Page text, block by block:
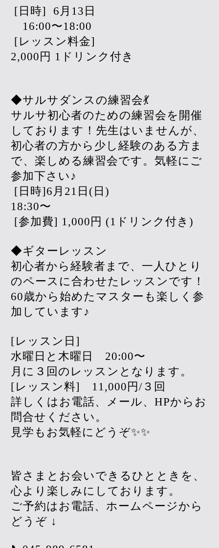
[日時]
6月13日
16:00〜18:00
[レッスン料金]
2,000円 1ドリンク付き
◆サルサダンスの練習会💃
サルサ初心者のための練習会を開催
しております！先生はいませんが、
初心者の方から少し経験のある方ま
で、楽しめる練習会です。気軽にご
参加下さい♪
[日時]6月21日(日)
18:30〜
[参加費] 1,000円 (1ドリンク付き)
◆ギターレッスン
初心者から経験者まで、一人ひとり
のペースに合わせたレッスンです！
60歳から始めたマスターも楽しく参
加しています♪
[レッスン日]
水曜日と木曜日 20:00〜
月に３回のレッスンとなります。
[レッスン料] 11,000円/３回
詳しくはお電話、メール、HPからお
問合せください。
見学もお気軽にどうぞ✨✨
皆さまとお会いできるひとときを、
心より楽しみにしております。
ご予約はお電話、ホームページから
どうぞ ↓